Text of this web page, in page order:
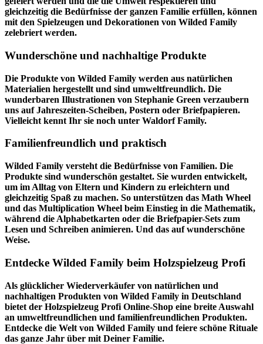
gleichzeitig die Bedürfnisse der ganzen Familie erfüllen, können
mit den Spielzeugen und Dekorationen von Wilded Family
zelebriert werden.
Wunderschöne und nachhaltige Produkte
Die Produkte von Wilded Family werden aus natürlichen
Materialien hergestellt und sind umweltfreundlich. Die
wunderbaren Illustrationen von Stephanie Green verzaubern
uns auf Jahreszeiten-Scheiben, Postern oder Briefpapieren.
Vielleicht kennt Ihr sie noch unter Waldorf Family.
Familienfreundlich und praktisch
Wilded Family versteht die Bedürfnisse von Familien. Die
Produkte sind wunderschön gestaltet. Sie wurden entwickelt,
um im Alltag von Eltern und Kindern zu erleichtern und
gleichzeitig Spaß zu machen. So unterstützen das Math Wheel
und das Multiplication Wheel beim Einstieg in die Mathematik,
während die Alphabetkarten oder die Briefpapier-Sets zum
Lesen und Schreiben animieren. Und das auf wunderschöne
Weise.
Entdecke Wilded Family beim Holzspielzeug Profi
Als glücklicher Wiederverkäufer von natürlichen und
nachhaltigen Produkten von Wilded Family in Deutschland
bietet der Holzspielzeug Profi Online-Shop eine breite Auswahl
an umweltfreundlichen und familienfreundlichen Produkten.
Entdecke die Welt von Wilded Family und feiere schöne Rituale
das ganze Jahr über mit Deiner Familie.